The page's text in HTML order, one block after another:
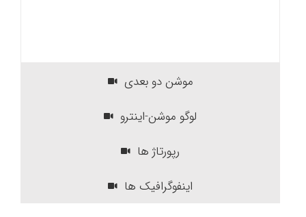
موشن دو بعدی
لوگو موشن-اینترو
رپورتاژ ها
اینفوگرافیک ها